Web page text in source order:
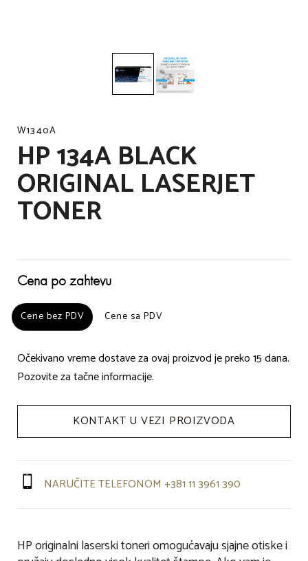
W1340A
HP 134A BLACK
ORIGINAL LASERJET
TONER
Cena po zahtevu
Cene bez PDV Cene sa PDV
Cene bez PDV Cene sa PDV
Očekivano vreme dostave za ovaj proizvod je preko 15 dana.
Pozovite za tačne informacije.
KONTAKT U VEZI PROIZVODA
NARUČITE TELEFONOM +381 11 3961 390
HP originalni laserski toneri omogućavaju sjajne otiske i